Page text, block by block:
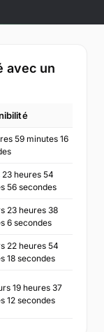
avec un
59 minutes 16
heures 54
56 secondes
23 heures 38
6 secondes
22 heures 54
18 secondes
19 heures 37
12 secondes